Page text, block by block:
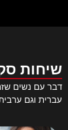
שיחות
דבר עם נשים
עברית וגם